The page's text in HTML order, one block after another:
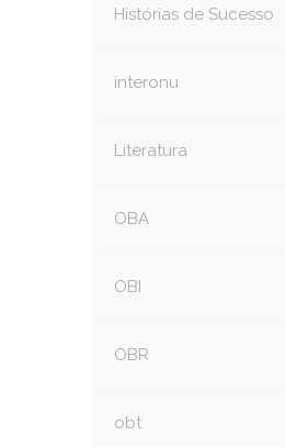
Histórias de Sucesso
interonu
Literatura
OBA
OBI
OBR
obt